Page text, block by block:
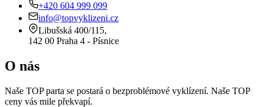
+420 604 999 099
info@topvyklizeni.cz
Libušská 400/115,
142 00 Praha 4 - Písnice
O nás
Naše TOP parta se postará o bezproblémové vyklízení. Naše TOP
ceny vás mile překvapí.